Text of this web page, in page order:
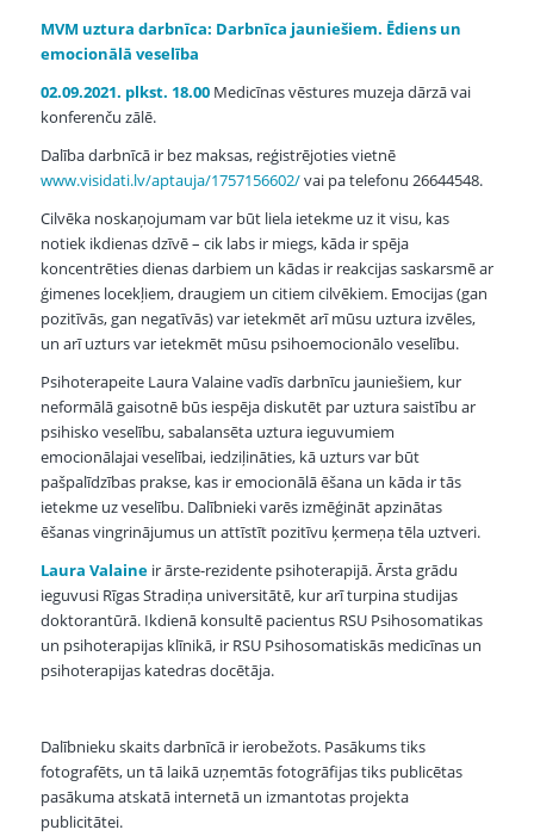
MVM uztura darbnīca: Darbnīca jauniešiem. Ēdiens un
emocionālā veselība
02.09.2021. plkst. 18.00 Medicīnas vēstures muzeja dārzā vai
konferenču zālē.
Dalība darbnīcā ir bez maksas, reģistrējoties vietnē
www.visidati.lv/aptauja/1757156602/vai pa telefonu 26644548.
Cilvēka noskaņojumam var būt liela ietekme uz it visu, kas
notiek ikdienas dzīvē – cik labs ir miegs, kāda ir spēja
koncentrēties dienas darbiem un kādas ir reakcijas saskarsmē ar
ģimenes locekļiem, draugiem un citiem cilvēkiem. Emocijas (gan
pozitīvās, gan negatīvās) var ietekmēt arī mūsu uztura izvēles,
un arī uzturs var ietekmēt mūsu psihoemocionālo veselību.
Psihoterapeite Laura Valaine vadīs darbnīcu jauniešiem, kur
neformālā gaisotnē būs iespēja diskutēt par uztura saistību ar
psihisko veselību, sabalansēta uztura ieguvumiem
emocionālajai veselībai, iedziļināties, kā uzturs var būt
pašpalīdzības prakse, kas ir emocionālā ēšana un kāda ir tās
ietekme uz veselību. Dalībnieki varēs izmēģināt apzinātas
ēšanas vingrinājumus un attīstīt pozitīvu ķermeņa tēla uztveri.
Laura Valaineir ārste-rezidente psihoterapijā. Ārsta grādu
ieguvusi Rīgas Stradiņa universitātē, kur arī turpina studijas
doktorantūrā. Ikdienā konsultē pacientus RSU Psihosomatikas
un psihoterapijas klīnikā, ir RSU Psihosomatiskās medicīnas un
psihoterapijas katedras docētāja.
Dalībnieku skaits darbnīcā ir ierobežots. Pasākums tiks
fotografēts, un tā laikā uzņemtās fotogrāfijas tiks publicētas
pasākuma atskatā internetā un izmantotas projekta
publicitātei.